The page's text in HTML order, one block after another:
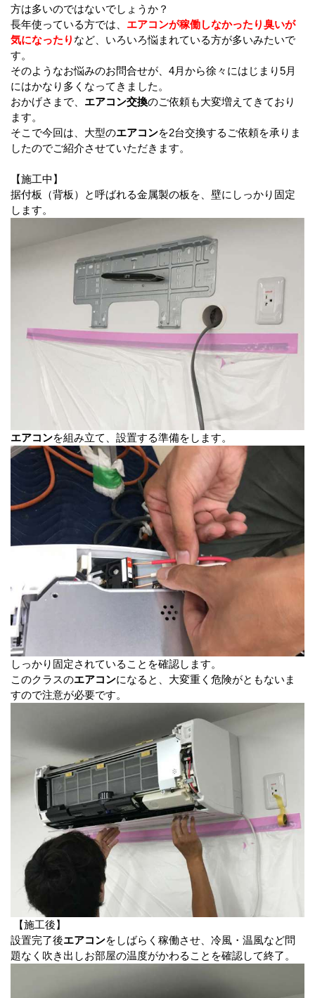
方は多いのではないでしょうか？
長年使っている方では、 エアコンが稼働しなかったり臭いが
気になったり など、いろいろ悩まれている方が多いみたいで
す。
そのようなお悩みのお問合せが、4月から徐々にはじまり5月
にはかなり多くなってきました。
おかげさまで、 エアコン交換のご依頼も大変増えてきており
ます。
そこで今回は、大型のエアコンを2台交換するご依頼を承りま
したのでご紹介させていただきます。
【施工中】
据付板（背板）と呼ばれる金属製の板を、壁にしっかり固定
します。
エアコンを組み立て、設置する準備をします。
しっかり固定されていることを確認します。
このクラスのエアコンになると、大変重く危険がともないま
すので注意が必要です。
【施工後】
設置完了後エアコンをしばらく稼働させ、冷風・温風など問
題なく吹き出しお部屋の温度がかわることを確認して終了。